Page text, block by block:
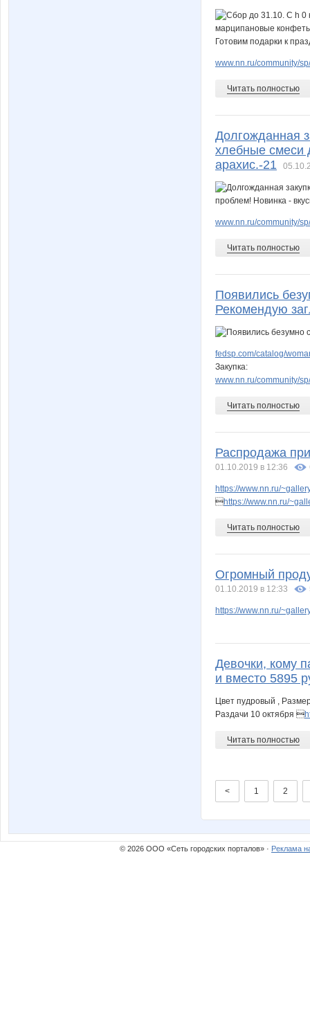
www.nn.ru/community/
Читать полностью
Долгожданная
хлебные смеси
арахис.-21
www.nn.ru/community/
Читать полностью
Появились
Рекомендую
fedsp.com/catalog/
Закупка:
www.nn.ru/community/
Читать полностью
Распродажа
01.10.2019 в 12:36
https://www.nn.ru/
https://www.nn.ru/
Читать полностью
Огромный
01.10.2019 в 12:33
https://www.nn.ru/
Девочки, кому
и вместо 5895
Цвет пудровый ,
Раздачи 10 октября 
Читать полностью
< 1 2
© 2026 ООО «Сеть городских порталов» · Реклама